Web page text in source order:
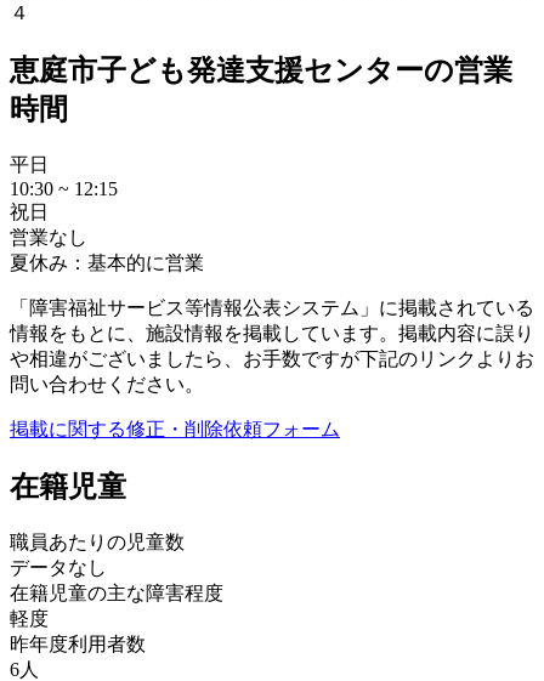
４
恵庭市子ども発達支援センターの営業
時間
平日
10:30 ~ 12:15
祝日
営業なし
夏休み：基本的に営業
「障害福祉サービス等情報公表システム」に掲載されている
情報をもとに、施設情報を掲載しています。掲載内容に誤り
や相違がございましたら、お手数ですが下記のリンクよりお
問い合わせください。
掲載に関する修正・削除依頼フォーム
在籍児童
職員あたりの児童数
データなし
在籍児童の主な障害程度
軽度
昨年度利用者数
6人